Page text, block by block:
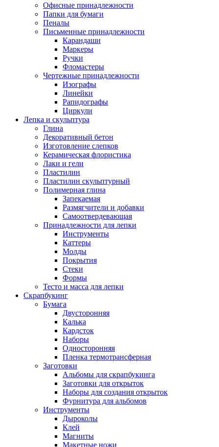
Офисные принадлежности
Папки для бумаги
Пеналы
Письменные принадлежности
Карандаши
Маркеры
Ручки
Фломастеры
Чертежные принадлежности
Изографы
Линейки
Рапидографы
Циркули
Лепка и скульптура
Глина
Декоративный бетон
Изготовление слепков
Керамическая флористика
Лаки и гели
Пластилин
Пластилин скульптурный
Полимерная глина
Запекаемая
Размягчители и добавки
Самоотвердевающая
Принадлежности для лепки
Инструменты
Каттеры
Молды
Покрытия
Стеки
Формы
Тесто и масса для лепки
Скрапбукинг
Бумага
Двусторонняя
Калька
Кардсток
Наборы
Односторонняя
Пленка термотрансферная
Заготовки
Альбомы для скрапбукинга
Заготовки для открыток
Наборы для создания открыток
Фурнитура для альбомов
Инструменты
Дыроколы
Клей
Магниты
Макетные ножи